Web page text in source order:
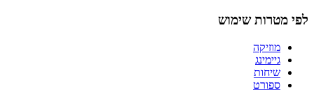
לפי מטרות שימוש
מוזיקה
גיימינג
שיחות
ספורט